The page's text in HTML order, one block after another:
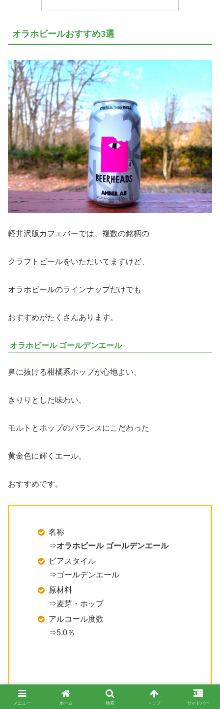
オラホビールおすすめ3選
軽井沢版カフェバーでは、複数の銘柄の
クラフトビールをいただいてますけど、
オラホビールのラインナップだけでも
おすすめがたくさんあります。
オラホビール ゴールデンエール
鼻に抜ける柑橘系ホップが心地よい、
きりりとした味わい。
モルトとホップのバランスにこだわった
黄金色に輝くエール。
おすすめです。
名称
⇒オラホビール ゴールデンエール
ビアスタイル
⇒ゴールデンエール
原材料
⇒麦芽・ホップ
アルコール度数
⇒5.0％
メニュー ホーム 検索 トップ サイドバー